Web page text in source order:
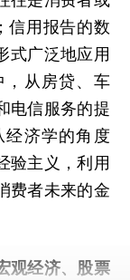
信用报告的数
广泛地应用
，从房贷、车
电信服务的提
济学的角度
验主义，利用
费者未来的金
观经济、股票